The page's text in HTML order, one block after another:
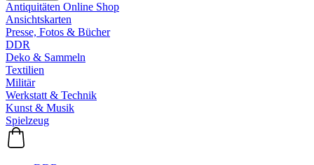
Antiquitäten Online Shop
Ansichtskarten
Presse, Fotos & Bücher
DDR
Deko & Sammeln
Textilien
Militär
Werkstatt & Technik
Kunst & Musik
Spielzeug